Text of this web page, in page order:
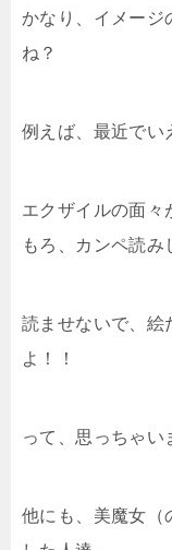
かなり、イメージ
ね？
例えば、最近でい
エクザイルの面々
もろ、カンペ読み
読ませないで、絵
よ！！
って、思っちゃい
他にも、美魔女（